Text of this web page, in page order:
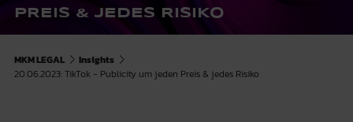
PREIS & JEDES RISIKO
MKM LEGAL
Insights
20.06.2023: TikTok - Publicity um jeden Preis & jedes Risiko